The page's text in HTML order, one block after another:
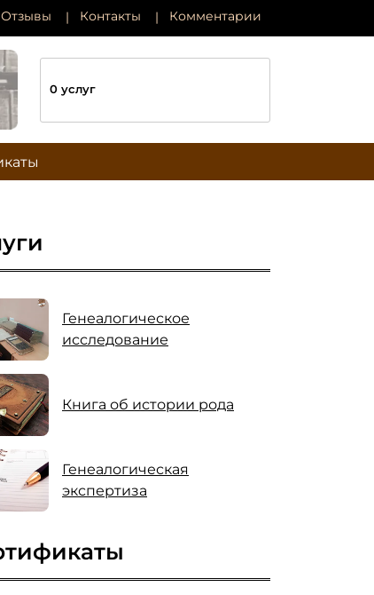
Отзывы Контакты Комментарии
0 услуг
Генеалогическое
исследование
Книга об истории рода
Генеалогическая
экспертиза